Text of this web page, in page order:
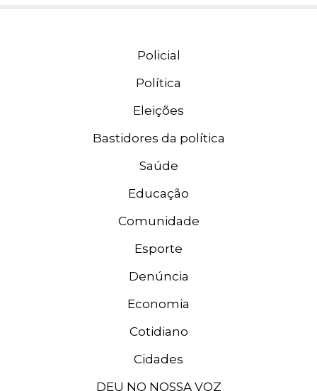
Policial
Política
Eleições
Bastidores da política
Saúde
Educação
Comunidade
Esporte
Denúncia
Economia
Cotidiano
Cidades
DEU NO NOSSA VOZ